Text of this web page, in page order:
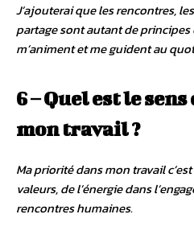
J’ajouterai que les rencontres,
partage sont autant de
m’animent et me guident au
6 – Quel est le
mon travail ?
Ma priorité dans mon travail
valeurs, de l’énergie dans
rencontres humaines.